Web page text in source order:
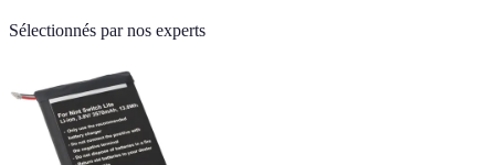
Sélectionnés par nos experts